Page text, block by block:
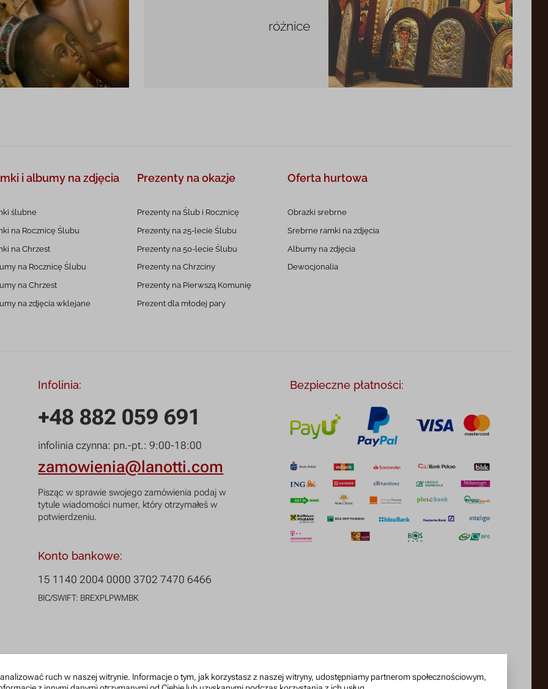
różnice
i albumyna zdjęcia
ślubne
na RocznicęŚlubu
na Chrzest
na RocznicęŚlubu
na Chrzest
na zdjęciawklejane
Prezenty na okazje
Prezenty na Ślub i Rocznicę
Prezenty na 25-lecieŚlubu
Prezenty na 50-lecieŚlubu
Prezenty na Chrzciny
Prezenty na PierwsząKomunię
Prezent dla młodej pary
Oferta hurtowa
Obrazki srebrne
Srebrne ramki na zdjęcia
Albumy na zdjęcia
Dewocjonalia
Infolinia:
+48 882 059 691
infolinia czynna: pn.-pt.: 9:00-18:00
zamowienia@lanotti.com
Pisząc w sprawie swojego zamówienia podaj w
tytule wiadomości numer, który otrzymałeś w
potwierdzeniu.
Konto bankowe:
15 1140 2004 0000 3702 7470 6466
BIC/SWIFT: BREXPLPWMBK
Bezpieczne płatności:
ruch w naszej witrynie. Informacje o tym, jak korzystasz z naszej witryny, udostępniamy partnerom społecznościowym,